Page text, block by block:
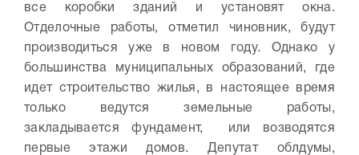
все коробки зданий и установят окна.
Отделочные работы, отметил чиновник, будут
производиться уже в новом году. Однако у
большинства муниципальных образований, где
идет строительство жилья, в настоящее время
только ведутся земельные работы,
закладывается фундамент, или возводятся
первые этажи домов. Депутат облдумы,